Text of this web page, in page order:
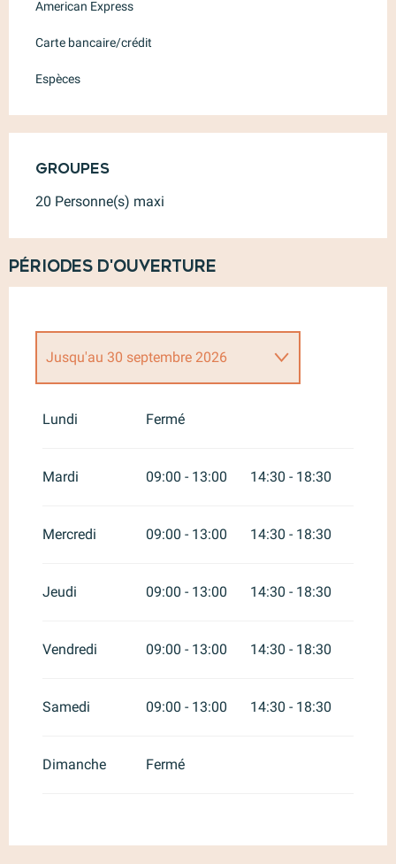
American Express
Carte bancaire/crédit
Espèces
Groupes
Groupes
20 Personne(s) maxi
Périodes d'ouverture
Jusqu'au 30 septembre 2026
2027
Lundi Fermé
Mardi 09:00 - 13:00 14:30 - 18:30
Mercredi 09:00 - 13:00 14:30 - 18:30
Jeudi 09:00 - 13:00 14:30 - 18:30
Vendredi 09:00 - 13:00 14:30 - 18:30
Samedi 09:00 - 13:00 14:30 - 18:30
Dimanche Fermé